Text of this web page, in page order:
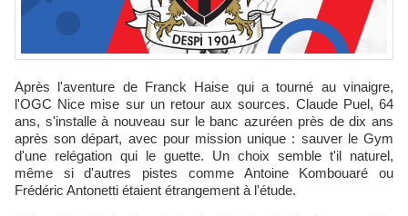
Après l'aventure de Franck Haise qui a tourné au vinaigre,
l'OGC Nice mise sur un retour aux sources. Claude Puel, 64
ans, s'installe à nouveau sur le banc azuréen près de dix ans
après son départ, avec pour mission unique : sauver le Gym
d'une relégation qui le guette. Un choix semble t'il naturel,
même si d'autres pistes comme Antoine Kombouaré ou
Frédéric Antonetti étaient étrangement à l'étude.